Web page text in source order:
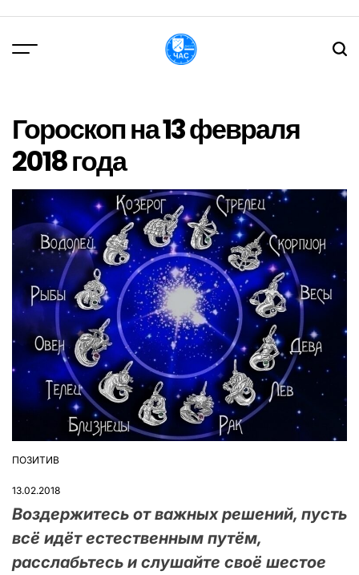
вмісту
Гороскоп на 13 февраля
2018 года
ОПУБЛІКУВАТИ
ПОЗИТИВ
13.02.2018
Воздержитесь от важных решений, пусть
всё идёт естественным путём,
расслабьтесь и слушайте своё шестое